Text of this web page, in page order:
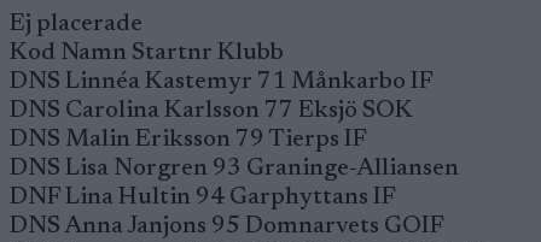
Ej placerade
Kod Namn Startnr Klubb
DNS Linnéa Kastemyr 71 Månkarbo IF
DNS Carolina Karlsson 77 Eksjö SOK
DNS Malin Eriksson 79 Tierps IF
DNS Lisa Norgren 93 Graninge-Alliansen
DNF Lina Hultin 94 Garphyttans IF
DNS Anna Janjons 95 Domnarvets GOIF